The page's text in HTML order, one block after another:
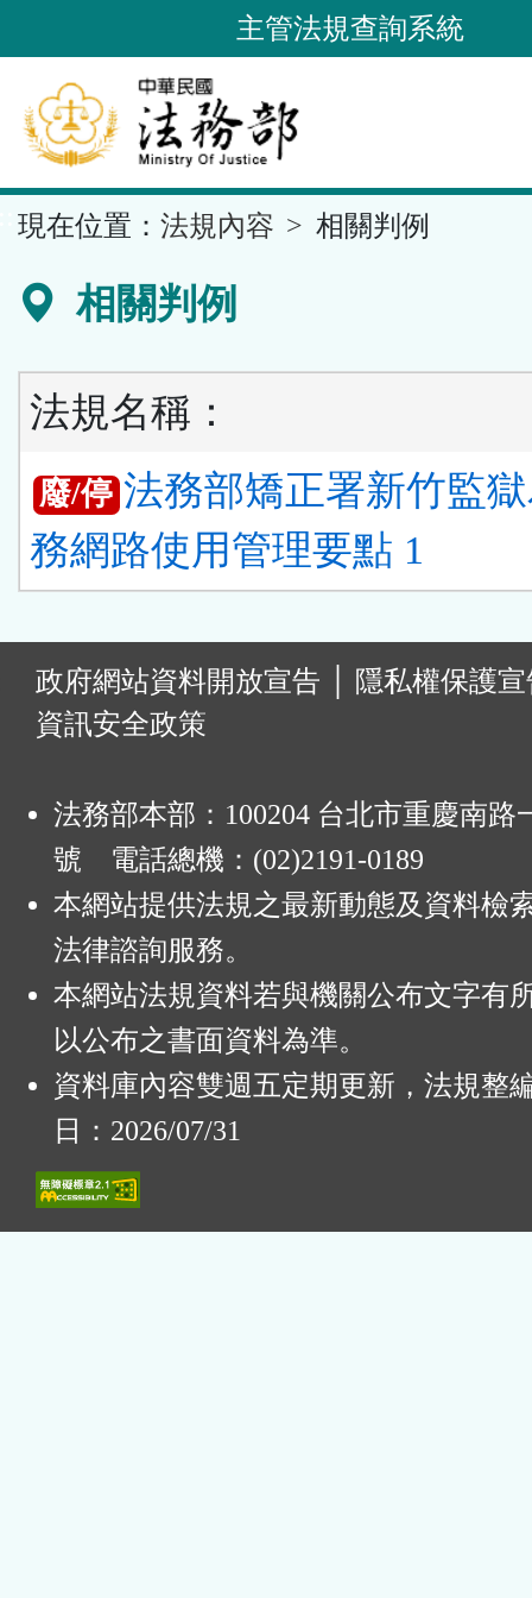
到
要
內
容
區
主管法規查詢系統
現在位置： 法規內容 相關判例
相關判例
法規名稱：
廢/停 法務部矯正署新竹監
務網路使用管理要點 1
政府網站資料開放宣告
隱私權保護
資訊安全政策
法務部本部：100204 台北市重慶南路
號 電話總機：(02)2191-0189
本網站提供法規之最新動態及資料檢
法律諮詢服務。
本網站法規資料若與機關公布文字有
以公布之書面資料為準。
資料庫內容雙週五定期更新，法規整
日：2026/07/31